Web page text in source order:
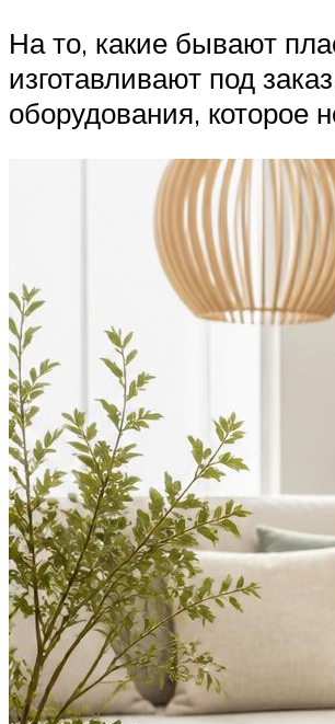
На то, какие бывают
изготавливают под
оборудования,